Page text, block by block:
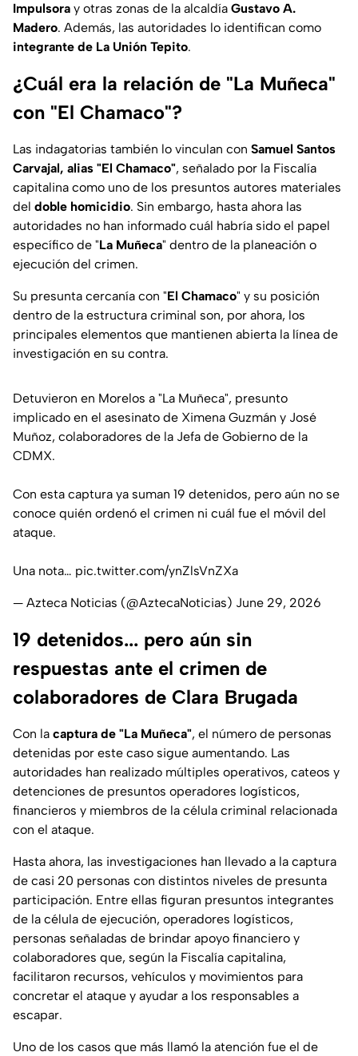
Impulsora y otras zonas de la alcaldía Gustavo A.
Madero. Además, las autoridades lo identifican como
integrante de La Unión Tepito.
¿Cuál era la relación de "La Muñeca"
con "El Chamaco"?
Las indagatorias también lo vinculan con Samuel Santos
Carvajal, alias "El Chamaco", señalado por la Fiscalía
capitalina como uno de los presuntos autores materiales
del doble homicidio. Sin embargo, hasta ahora las
autoridades no han informado cuál habría sido el papel
específico de "La Muñeca" dentro de la planeación o
ejecución del crimen.
Su presunta cercanía con "El Chamaco" y su posición
dentro de la estructura criminal son, por ahora, los
principales elementos que mantienen abierta la línea de
investigación en su contra.
Detuvieron en Morelos a "La Muñeca", presunto
implicado en el asesinato de Ximena Guzmán y José
Muñoz, colaboradores de la Jefa de Gobierno de la
CDMX.
Con esta captura ya suman 19 detenidos, pero aún no se
conoce quién ordenó el crimen ni cuál fue el móvil del
ataque.
Una nota… pic.twitter.com/ynZlsVnZXa
— Azteca Noticias (@AztecaNoticias) June 29, 2026
19 detenidos... pero aún sin
respuestas ante el crimen de
colaboradores de Clara Brugada
Con la captura de "La Muñeca", el número de personas
detenidas por este caso sigue aumentando. Las
autoridades han realizado múltiples operativos, cateos y
detenciones de presuntos operadores logísticos,
financieros y miembros de la célula criminal relacionada
con el ataque.
Hasta ahora, las investigaciones han llevado a la captura
de casi 20 personas con distintos niveles de presunta
participación. Entre ellas figuran presuntos integrantes
de la célula de ejecución, operadores logísticos,
personas señaladas de brindar apoyo financiero y
colaboradores que, según la Fiscalía capitalina,
facilitaron recursos, vehículos y movimientos para
concretar el ataque y ayudar a los responsables a
escapar.
Uno de los casos que más llamó la atención fue el de